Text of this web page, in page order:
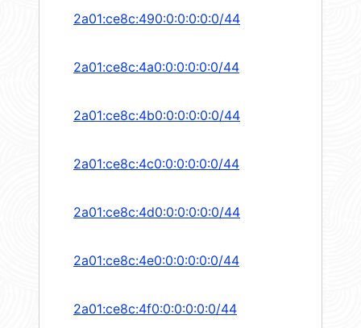
2a01:ce8c:490:0:0:0:0:0/44
2a01:ce8c:4a0:0:0:0:0:0/44
2a01:ce8c:4b0:0:0:0:0:0/44
2a01:ce8c:4c0:0:0:0:0:0/44
2a01:ce8c:4d0:0:0:0:0:0/44
2a01:ce8c:4e0:0:0:0:0:0/44
2a01:ce8c:4f0:0:0:0:0:0/44